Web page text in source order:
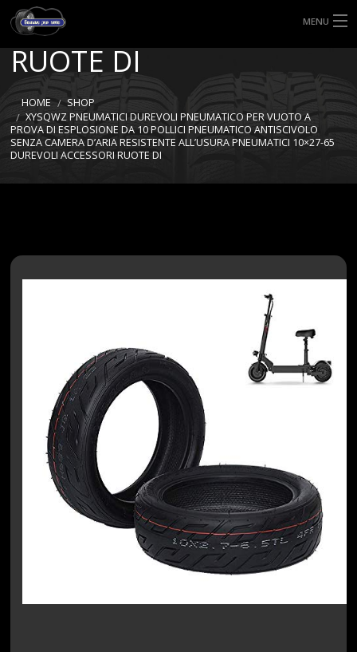
MENU
HOME
TIPI DI GOMME
MISURE GOMME
DUREVOLI ACCESSORI
RUOTE DI
HOME
SHOP
XYSQWZ PNEUMATICI DUREVOLI PNEUMATICO PER VUOTO A
PROVA DI ESPLOSIONE DA 10 POLLICI PNEUMATICO ANTISCIVOLO
SENZA CAMERA D’ARIA RESISTENTE ALL’USURA PNEUMATICI 10×27-65
DUREVOLI ACCESSORI RUOTE DI